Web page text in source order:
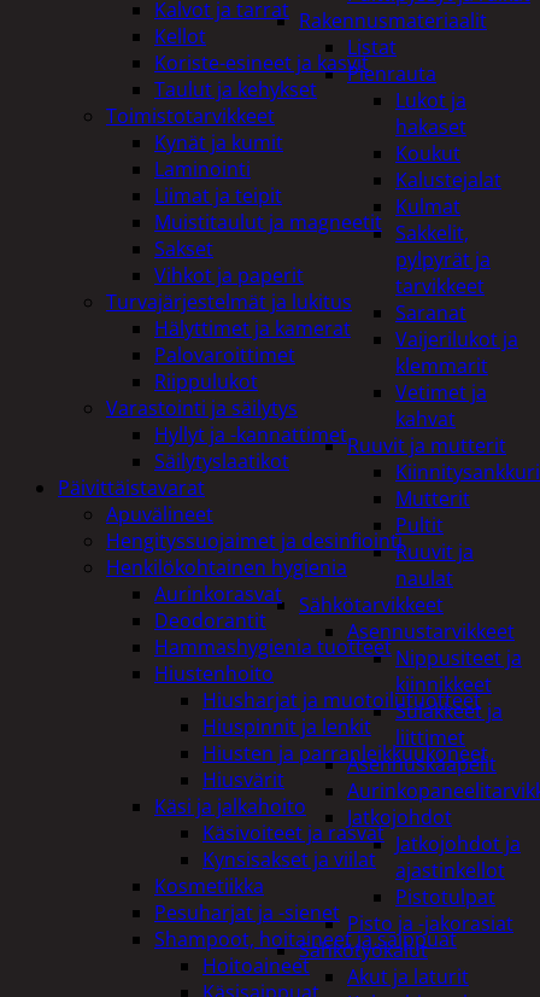
Rakennusmateriaalit
Listat
Pienrauta
Lukot ja
hakaset
Koukut
Kalustejalat
Kulmat
Sakkelit,
pylpyrät ja
tarvikkeet
Saranat
Vaijerilukot ja
klemmarit
Vetimet ja
kahvat
Ruuvit ja mutterit
Mutterit
Pultit
Ruuvit ja
naulat
Sähkötarvikkeet
Asennustarvikkeet
Nippusiteet ja
kiinnikkeet
Sulakkeet ja
liittimet
Asennuskaapelit
Jatkojohdot
Jatkojohdot ja
ajastinkellot
Pistotulpat
Pisto ja -jakorasiat
Sähkötyökalut
Akut ja laturit
Kalvot ja tarrat
Kellot
Koriste-esineet ja kasvit
Taulut ja kehykset
Toimistotarvikkeet
Kynät ja kumit
Laminointi
Liimat ja teipit
Muistitaulut ja magneetit
Sakset
Vihkot ja paperit
Turvajärjestelmät ja lukitus
Hälyttimet ja kamerat
Palovaroittimet
Riippulukot
Varastointi ja säilytys
Hyllyt ja -kannattimet
Säilytyslaatikot
Päivittäistavarat
Apuvälineet
Hengityssuojaimet ja desinfiointi
Henkilökohtainen hygienia
Aurinkorasvat
Deodorantit
Hammashygienia tuotteet
Hiustenhoito
Hiusharjat ja muotoilutuotteet
Hiuspinnit ja lenkit
Hiusten ja parranleikkuukoneet
Hiusvärit
Käsi ja jalkahoito
Käsivoiteet ja rasvat
Kynsisakset ja viilat
Kosmetiikka
Pesuharjat ja -sienet
Shampoot, hoitaineet ja saippuat
Hoitoaineet